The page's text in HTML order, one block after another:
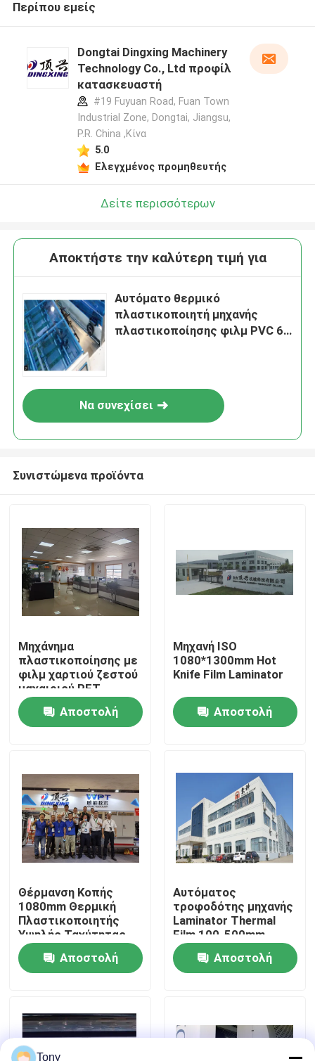
Σπίτι
Προϊόντα
περιοδεία στο εργοστάσιο
Έλεγχος ποιότητας
Ειδήσεις
Υποθέσεις
Laminator φλαούτων μηχανή
Περίπου εμείς
Dongtai Dingxing Machinery
Technology Co., Ltd προφίλ
κατασκευαστή
#19 Fuyuan Road, Fuan Town
Industrial Zone, Dongtai, Jiangsu,
P.R. China ,Κίνα
5.0
Ελεγχμένος προμηθευτής
Δείτε περισσότερων
Αποκτήστε την καλύτερη τιμή για
Αυτόματο θερμικό
πλαστικοποιητή μηχανής
πλαστικοποίησης φιλμ PVC 6-
Να συνεχίσει
Συνιστώμενα προϊόντα
Μηχάνημα
πλαστικοποίησης με
φιλμ χαρτιού ζεστού
μαχαιριού PET
υψηλής ταχύτητας
κοπής Αποστολή
Μηχανή ISO
1080*1300mm Hot
Knife Film Laminator
Αποστολή
Θέρμανση Κοπής
1080mm Θερμική
Πλαστικοποιητής
Υψηλής Ταχύτητας
Αποστολή
Αυτόματος
τροφοδότης μηχανής
Laminator Thermal
Film 100-500mm
Αποστολή
Tony